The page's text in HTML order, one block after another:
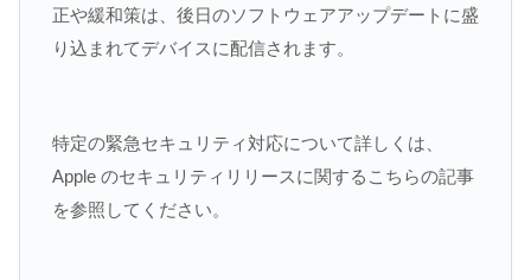
正や緩和策は、後日のソフトウェアアップデートに盛
り込まれてデバイスに配信されます。
特定の緊急セキュリティ対応について詳しくは、
Apple のセキュリティリリースに関するこちらの記事
を参照してください。